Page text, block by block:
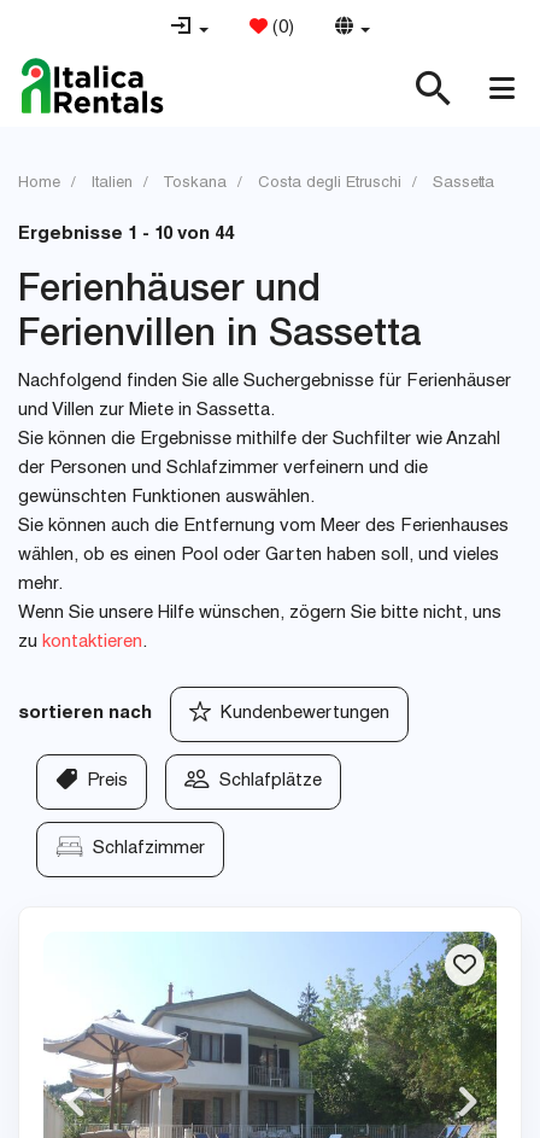
(0)
Home Italien Toskana Costa degli Etruschi Sassetta
Ergebnisse 1 - 10 von 44
Ferienhäuser und
Ferienvillen in Sassetta
Nachfolgend finden Sie alle Suchergebnisse für Ferienhäuser
und Villen zur Miete in Sassetta.
Sie können die Ergebnisse mithilfe der Suchfilter wie Anzahl
der Personen und Schlafzimmer verfeinern und die
gewünschten Funktionen auswählen.
Sie können auch die Entfernung vom Meer des Ferienhauses
wählen, ob es einen Pool oder Garten haben soll, und vieles
mehr.
Wenn Sie unsere Hilfe wünschen, zögern Sie bitte nicht, uns
zu kontaktieren.
sortieren nach Kundenbewertungen
Preis Schlafplätze
Schlafzimmer